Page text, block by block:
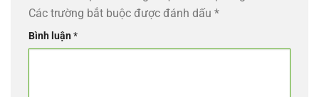
Các trường bắt buộc được đánh dấu *
Bình luận*